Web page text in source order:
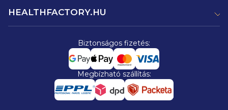
HEALTHFACTORY.HU
Biztonságos fizetés:
Megbízható szállítás: